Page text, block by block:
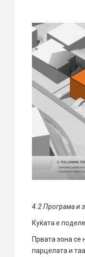
4 .2Програма и
Куќата е
Првата зона се
парцелата и